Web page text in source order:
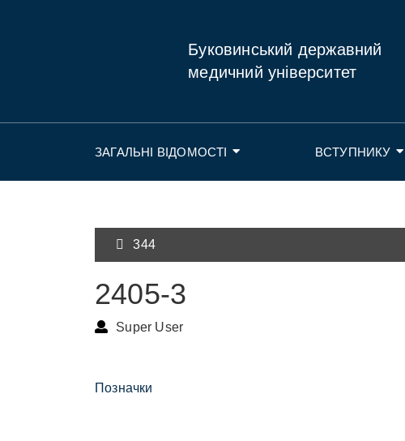
Буковинський державний
медичний університет
ЗАГАЛЬНІ ВІДОМОСТІ ВСТУПНИКУ
344
2405-3
Super User
Позначки